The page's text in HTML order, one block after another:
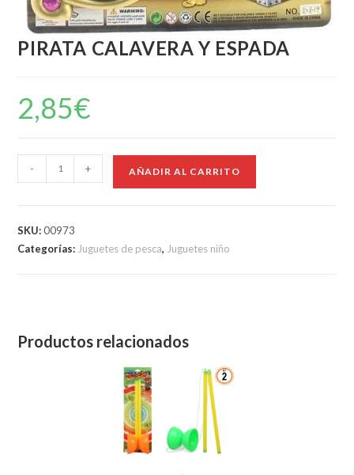
PIRATA CALAVERA Y ESPADA
2,85€
- + AÑADIR AL CARRITO
SKU:00973
Categorías: Juguetes de pesca, Juguetes niño
Productos relacionados